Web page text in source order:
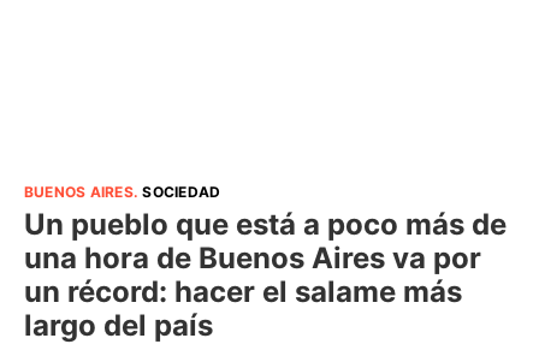
BUENOS AIRES.SOCIEDAD
Un pueblo que está a poco más de
una hora de Buenos Aires va por
un récord: hacer el salame más
largo del país